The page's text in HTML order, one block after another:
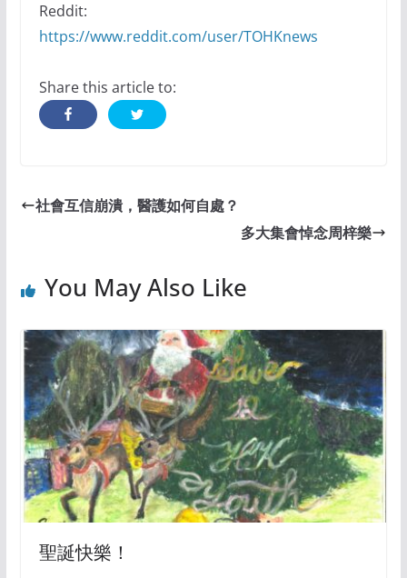
Reddit:
https://www.reddit.com/user/TOHKnews
Share this article to:
社會互信崩潰，醫護如何自處？
多大集會悼念周梓樂
You May Also Like
聖誕快樂！